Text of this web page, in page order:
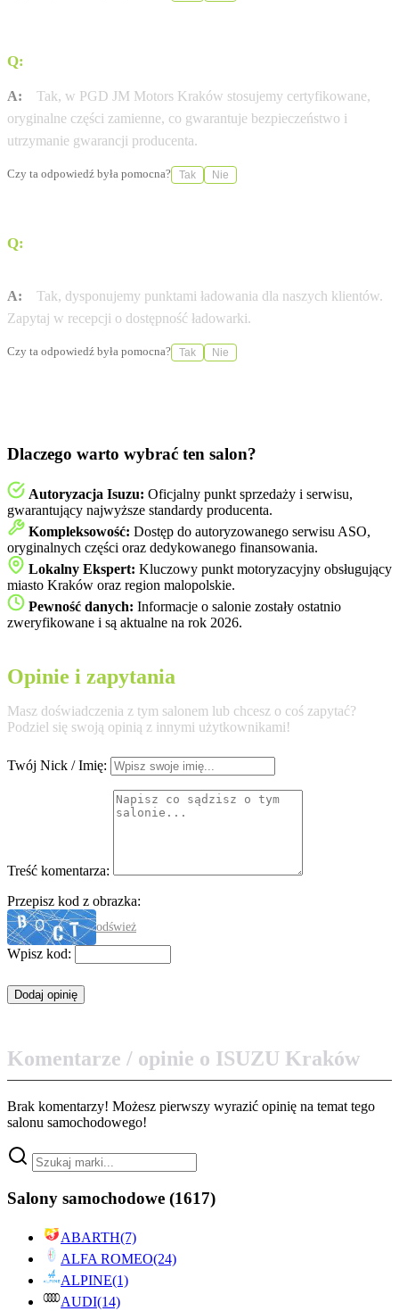
Q:
A:
Tak, w PGD JM Motors Kraków stosujemy certyfikowane,
oryginalne części zamienne, co gwarantuje bezpieczeństwo i
utrzymanie gwarancji producenta.
Czy ta odpowiedź była pomocna? Tak Nie
Q:
A:
Tak, dysponujemy punktami ładowania dla naszych klientów.
Zapytaj w recepcji o dostępność ładowarki.
Czy ta odpowiedź była pomocna? Tak Nie
Dlaczego warto wybrać ten salon?
Autoryzacja Isuzu: Oficjalny punkt sprzedaży i serwisu,
gwarantujący najwyższe standardy producenta.
Kompleksowość: Dostęp do autoryzowanego serwisu ASO,
oryginalnych części oraz dedykowanego finansowania.
Lokalny Ekspert: Kluczowy punkt motoryzacyjny obsługujący
miasto Kraków oraz region malopolskie.
Pewność danych: Informacje o salonie zostały ostatnio
zweryfikowane i są aktualne na rok 2026.
Opinie i zapytania
Masz doświadczenia z tym salonem lub chcesz o coś zapytać?
Podziel się swoją opinią z innymi użytkownikami!
Twój Nick / Imię:
Treść komentarza:
Przepisz kod z obrazka:
odśwież
Wpisz kod:
Komentarze / opinie o ISUZU Kraków
Brak komentarzy! Możesz pierwszy wyrazić opinię na temat tego
salonu samochodowego!
Salony samochodowe (1617)
ABARTH(7)
ALFA ROMEO(24)
ALPINE(1)
AUDI(14)